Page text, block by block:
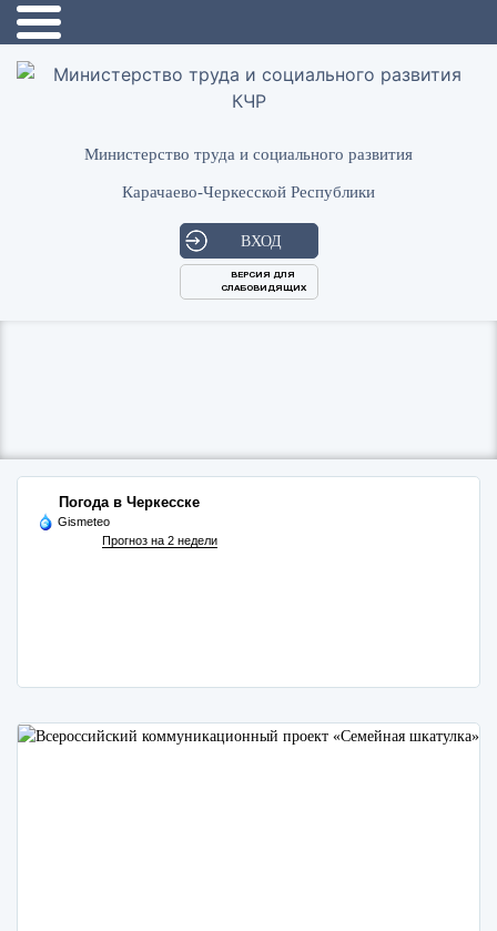
Министерство труда и социального развития
Карачаево-Черкесской Республики
ВХОД
ВЕРСИЯ ДЛЯ
СЛАБОВИДЯЩИХ
Погода в Черкесске
Gismeteo
Прогноз на 2 недели